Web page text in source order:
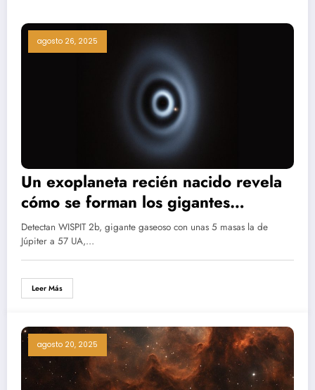
agosto 26, 2025
Un exoplaneta recién nacido revela
cómo se forman los gigantes
gaseosos
Detectan WISPIT 2b, gigante gaseoso con unas 5 masas la de
Júpiter a 57 UA,…
Leer Más
agosto 20, 2025